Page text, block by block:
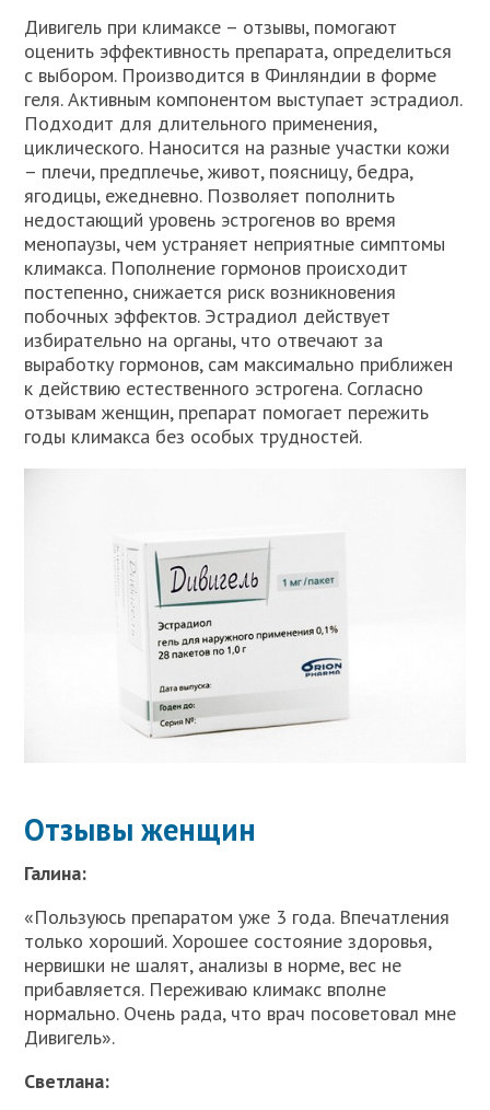
Дивигель при климаксе – отзывы, помогают
оценить эффективность препарата, определиться
с выбором. Производится в Финляндии в форме
геля. Активным компонентом выступает эстрадиол.
Подходит для длительного применения,
циклического. Наносится на разные участки кожи
– плечи, предплечье, живот, поясницу, бедра,
ягодицы, ежедневно. Позволяет пополнить
недостающий уровень эстрогенов во время
менопаузы, чем устраняет неприятные симптомы
климакса. Пополнение гормонов происходит
постепенно, снижается риск возникновения
побочных эффектов. Эстрадиол действует
избирательно на органы, что отвечают за
выработку гормонов, сам максимально приближен
к действию естественного эстрогена. Согласно
отзывам женщин, препарат помогает пережить
годы климакса без особых трудностей.
Отзывы женщин
Галина:
«Пользуюсь препаратом уже 3 года. Впечатления
только хороший. Хорошее состояние здоровья,
нервишки не шалят, анализы в норме, вес не
прибавляется. Переживаю климакс вполне
нормально. Очень рада, что врач посоветовал мне
Дивигель».
Светлана: